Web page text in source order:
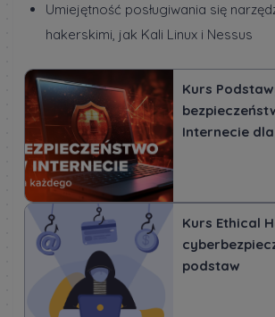
Umiejętność posługiwania się
hakerskimi, jak Kali Linux i Nessus
Kurs
Internecie
Kurs Ethical
podstaw